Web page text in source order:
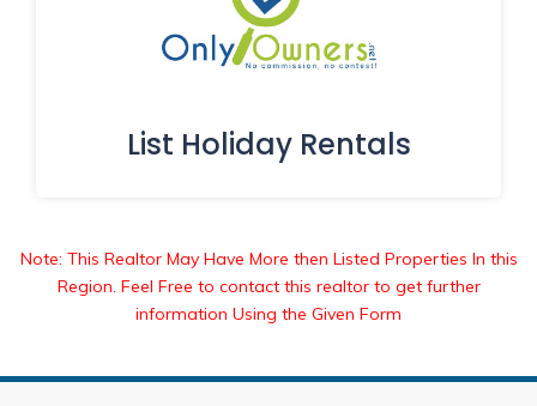
List Holiday Rentals
Note: This Realtor May Have More then Listed Properties In this
Region. Feel Free to contact this realtor to get further
information Using the Given Form